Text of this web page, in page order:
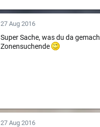
27 Aug 2016
Super Sache, was du da
Zonensuchende
27 Aug 2016